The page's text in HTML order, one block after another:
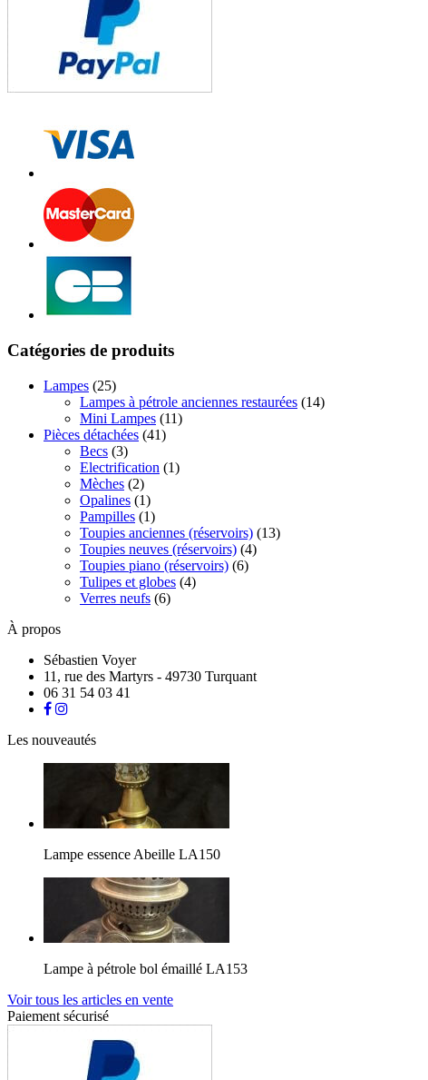
Catégories de produits
Lampes (25)
Lampes à pétrole anciennes restaurées (14)
Mini Lampes (11)
Pièces détachées (41)
Becs (3)
Electrification (1)
Mèches (2)
Opalines (1)
Pampilles (1)
Toupies anciennes (réservoirs) (13)
Toupies neuves (réservoirs) (4)
Toupies piano (réservoirs) (6)
Tulipes et globes (4)
Verres neufs (6)
À propos
Sébastien Voyer
11, rue des Martyrs - 49730 Turquant
06 31 54 03 41
Les nouveautés
Lampe essence Abeille LA150
Lampe à pétrole bol émaillé LA153
Voir tous les articles en vente
Paiement sécurisé